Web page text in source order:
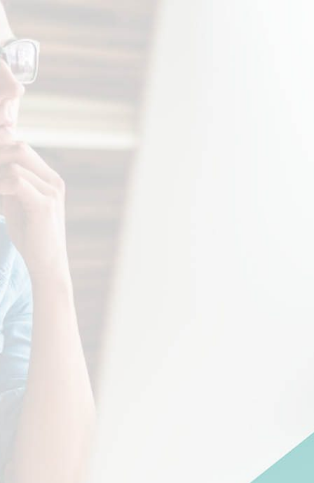
gli applicativi della famiglia
soluzione che fa per te
software affidabili e sicuri